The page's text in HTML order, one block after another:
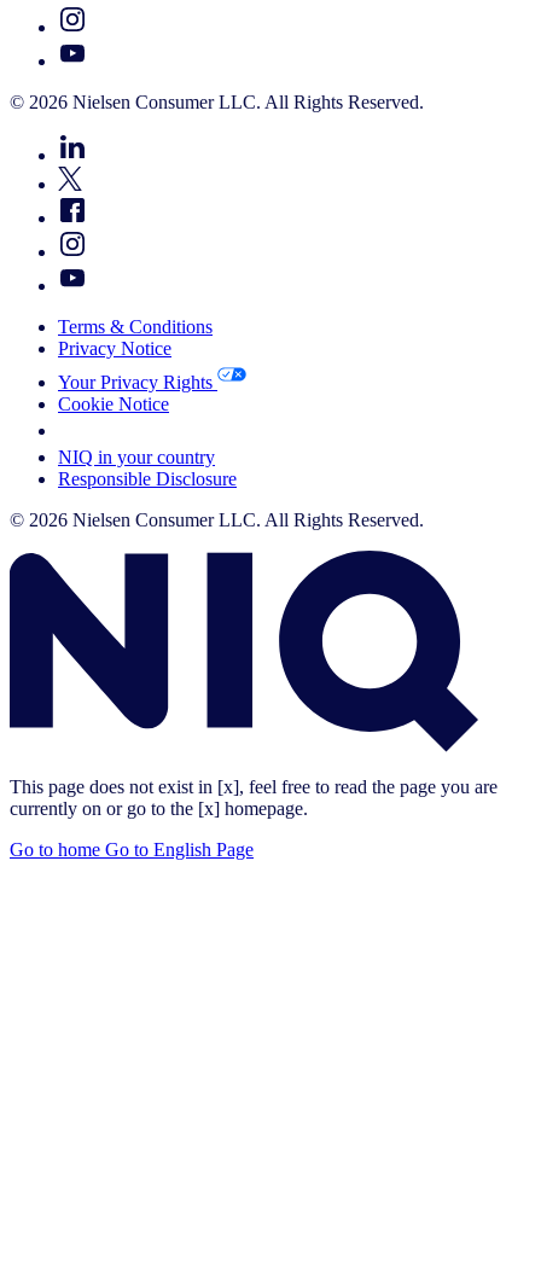
© 2026 Nielsen Consumer LLC. All Rights Reserved.
Terms & Conditions
Privacy Notice
Your Privacy Rights
Cookie Notice
NIQ in your country
Responsible Disclosure
© 2026 Nielsen Consumer LLC. All Rights Reserved.
This page does not exist in [x], feel free to read the page you are
currently on or go to the [x] homepage.
Go to home Go to English Page